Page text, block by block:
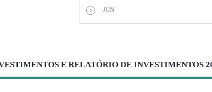
JUN
E RELATÓRIO DE INVESTIMENTOS